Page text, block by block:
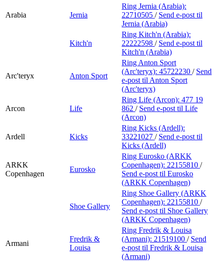
Arabia Jernia
Ring Jernia (Arabia):
22710505 / Send e-post til
Jernia (Arabia)
Kitch'n
Ring Kitch'n (Arabia):
22222598 / Send e-post til
Kitch'n (Arabia)
Arc'teryx Anton Sport
Ring Anton Sport
(Arc'teryx): 45722230 / Send
e-post til Anton Sport
(Arc'teryx)
Arcon Life
Ring Life (Arcon): 477 19
862 / Send e-post til Life
(Arcon)
Ardell Kicks
Ring Kicks (Ardell):
33221027 / Send e-post til
Kicks (Ardell)
ARKK
Copenhagen
Eurosko
Ring Eurosko (ARKK
Copenhagen): 22155810 /
Send e-post til Eurosko
(ARKK Copenhagen)
Shoe Gallery
Ring Shoe Gallery (ARKK
Copenhagen): 22155810 /
Send e-post til Shoe Gallery
(ARKK Copenhagen)
Armani
Fredrik &
Louisa
Ring Fredrik & Louisa
(Armani): 21519100 / Send
e-post til Fredrik & Louisa
(Armani)